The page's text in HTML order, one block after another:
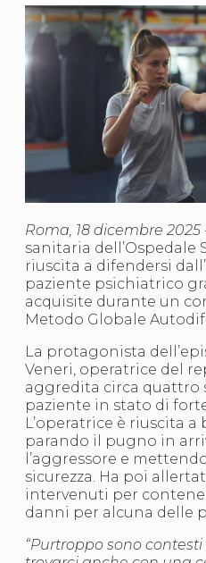
La
Gare e
Attività
Albi
La
Gare e
Attività
Albi
Arti
Ju
Pancrazio/
Difesa
La
Mappa
Roma, 18 dicembre 2025
sanitaria dell’Ospedale
riuscita a difendersi
paziente psichiatrico
acquisite durante un
Metodo Globale
La protagonista
Veneri, operatrice del
aggredita circa quattro
paziente in stato di
L’operatrice è riuscita a
parando il pugno in
l’aggressore e
sicurezza. Ha poi
intervenuti per
danni per alcuna delle
“Purtroppo sono